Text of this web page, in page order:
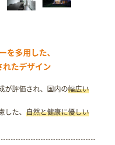
を多用した、
たデザイン
が評価され、国内の幅広い
た、 自然と健康に優しい